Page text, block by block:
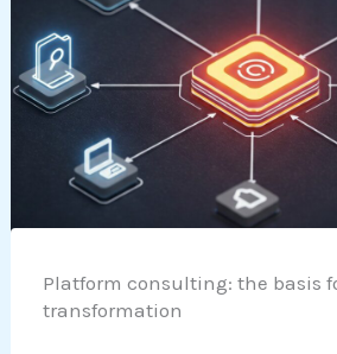
Platform consulting: the basis
transformation